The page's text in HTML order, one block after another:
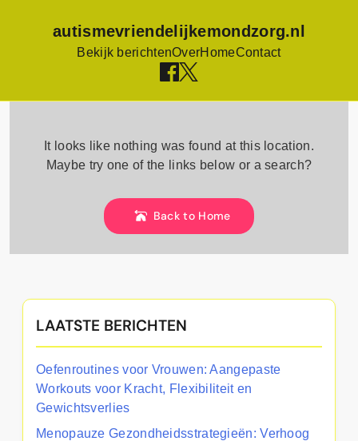
autismevriendelijkemondzorg.nl
Bekijk berichtenOverHomeContact
It looks like nothing was found at this location.
Maybe try one of the links below or a search?
Back to Home
LAATSTE BERICHTEN
Oefenroutines voor Vrouwen: Aangepaste
Workouts voor Kracht, Flexibiliteit en
Gewichtsverlies
Menopauze Gezondheidsstrategieën: Verhoog